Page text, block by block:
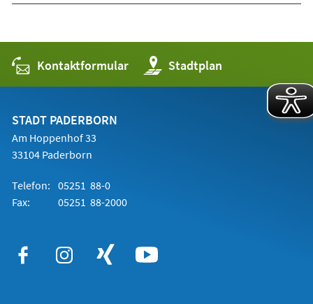
Kontaktformular Stadtplan
(Öffnet
in
einem
STADT PADERBORN
Am Hoppenhof 33
33104 Paderborn
Telefon: 05251 88-0
Fax:
05251 88-2000